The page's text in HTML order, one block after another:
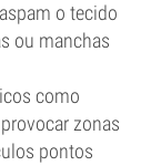
o tecido
ou manchas
como
zonas
pontos